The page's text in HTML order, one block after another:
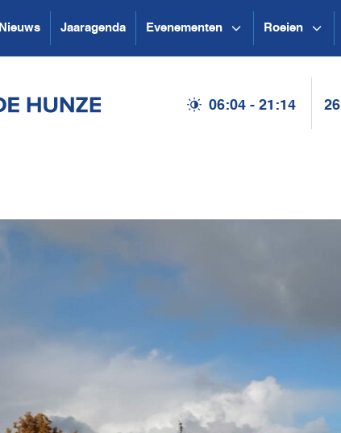
Nieuws Jaaragenda Evenementen Roeien
06:04 - 21:14